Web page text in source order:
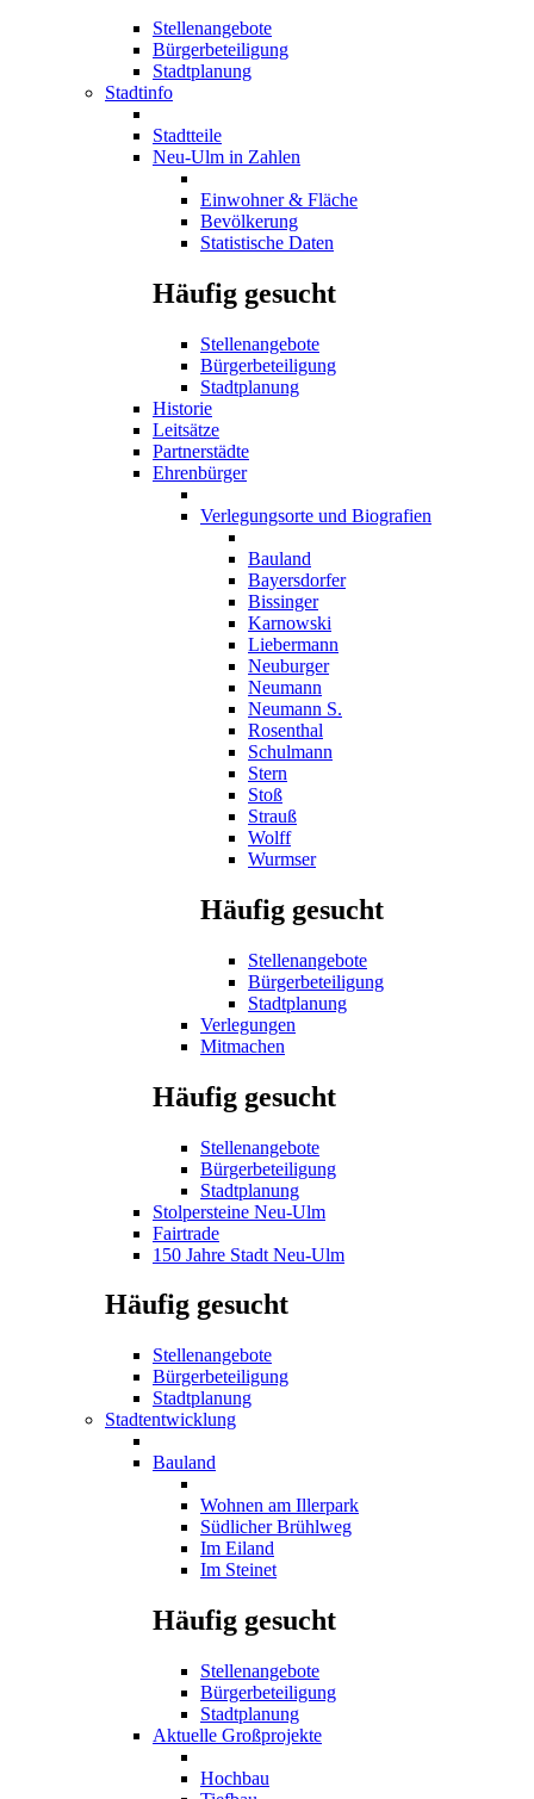
Stellenangebote
Bürgerbeteiligung
Stadtplanung
Stadtinfo
Stadtteile
Neu-Ulm in Zahlen
Einwohner & Fläche
Bevölkerung
Statistische Daten
Häufig gesucht
Stellenangebote
Bürgerbeteiligung
Stadtplanung
Historie
Leitsätze
Partnerstädte
Ehrenbürger
Verlegungsorte und Biografien
Bauland
Bayersdorfer
Bissinger
Karnowski
Liebermann
Neuburger
Neumann
Neumann S.
Rosenthal
Schulmann
Stern
Stoß
Strauß
Wolff
Wurmser
Häufig gesucht
Stellenangebote
Bürgerbeteiligung
Stadtplanung
Verlegungen
Mitmachen
Häufig gesucht
Stellenangebote
Bürgerbeteiligung
Stadtplanung
Stolpersteine Neu-Ulm
Fairtrade
150 Jahre Stadt Neu-Ulm
Häufig gesucht
Stellenangebote
Bürgerbeteiligung
Stadtplanung
Stadtentwicklung
Bauland
Wohnen am Illerpark
Südlicher Brühlweg
Im Eiland
Im Steinet
Häufig gesucht
Stellenangebote
Bürgerbeteiligung
Stadtplanung
Aktuelle Großprojekte
Hochbau